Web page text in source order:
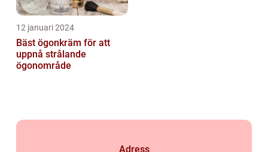
12 januari 2024
Bäst ögonkräm för att
uppnå strålande
ögonområde
Adress